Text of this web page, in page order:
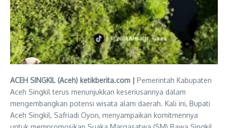
ACEH SINGKIL (Aceh) ketikberita.com | Pemerintah Kabupaten
Aceh Singkil terus menunjukkan keseriusannya dalam
mengembangkan potensi wisata alam daerah. Kali ini, Bupati
Aceh Singkil, Safriadi Oyon, menyampaikan komitmennya